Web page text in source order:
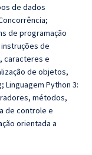
de dados
de programação
de
caracteres e
de objetos,
Python 3:
métodos,
de controle e
orientada a